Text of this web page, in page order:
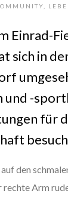
Einrad-
sich in
und -
für
den
rechte Arm